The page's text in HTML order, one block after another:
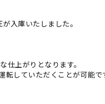
入庫いたしました。
仕上がりとなります。
していただくことが可能で